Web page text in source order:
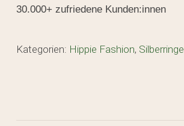
30.000+ zufriedene Kunden:innen
Kategorien: Hippie Fashion, Silberringe